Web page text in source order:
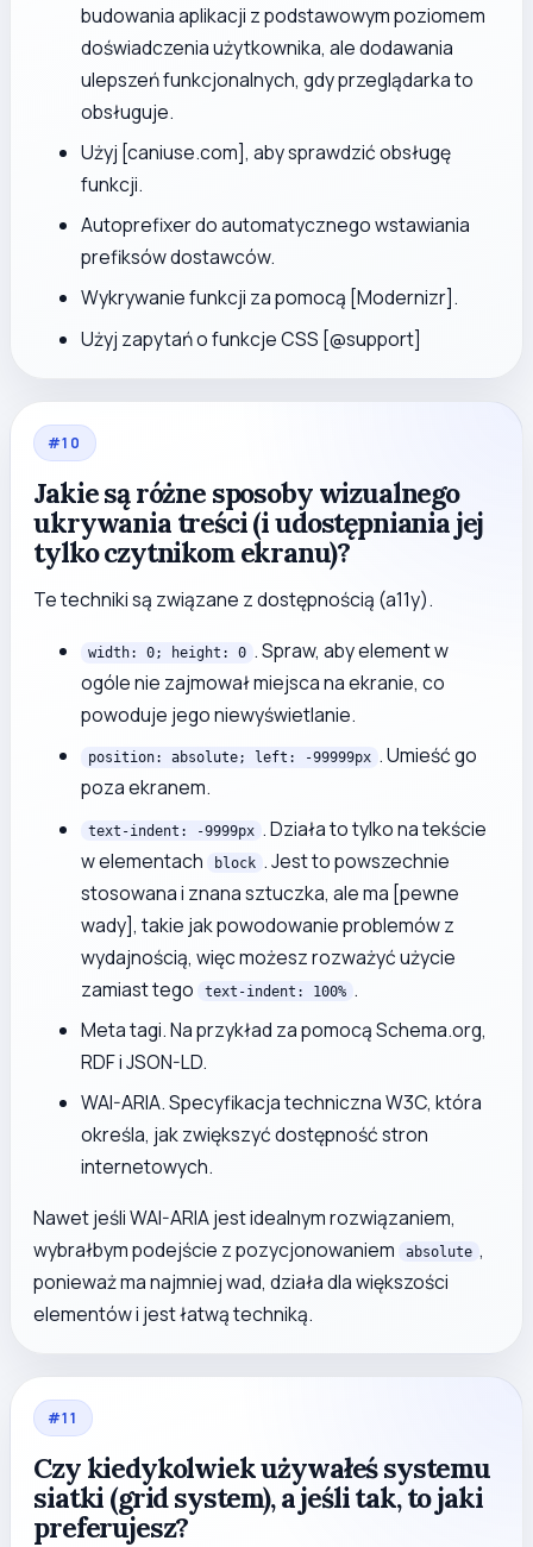
budowania aplikacji z podstawowym poziomem
doświadczenia użytkownika, ale dodawania
ulepszeń funkcjonalnych, gdy przeglądarka to
obsługuje.
Użyj [caniuse.com], aby sprawdzić obsługę
funkcji.
Autoprefixer do automatycznego wstawiania
prefiksów dostawców.
Wykrywanie funkcji za pomocą [Modernizr].
Użyj zapytań o funkcje CSS [@support]
#10
Jakie są różne sposoby wizualnego
ukrywania treści (i udostępniania jej
tylko czytnikom ekranu)?
Te techniki są związane z dostępnością (a11y).
width: 0; height: 0 . Spraw, aby element w
ogóle nie zajmował miejsca na ekranie, co
powoduje jego niewyświetlanie.
position: absolute; left: -99999px . Umieść go
poza ekranem.
text-indent: -9999px . Działa to tylko na tekście
w elementach
block . Jest to powszechnie
stosowana i znana sztuczka, ale ma [pewne
wady], takie jak powodowanie problemów z
wydajnością, więc możesz rozważyć użycie
zamiast tego
text-indent: 100% .
Meta tagi. Na przykład za pomocą Schema.org,
RDF i JSON-LD.
WAI-ARIA. Specyfikacja techniczna W3C, która
określa, jak zwiększyć dostępność stron
internetowych.
Nawet jeśli WAI-ARIA jest idealnym rozwiązaniem,
wybrałbym podejście z pozycjonowaniem
absolute ,
ponieważ ma najmniej wad, działa dla większości
elementów i jest łatwą techniką.
#11
Czy kiedykolwiek używałeś systemu
siatki (grid system), a jeśli tak, to jaki
preferujesz?